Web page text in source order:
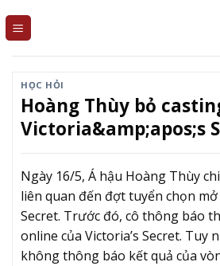
HỌC HỎI
Hoàng Thùy bỏ
Victoria&amp;apos;s
Ngày 16/5, Á hậu Hoàng Thùy
liên quan đến đợt tuyển chọn mở
Secret. Trước đó, cô thông báo
online của Victoria’s Secret. Tuy
không thông báo kết quả của